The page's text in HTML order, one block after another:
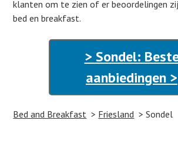
klanten om te zien of er beoordelingen
bed en breakfast.
> Sondel:
aanbiedingen >
Bed and Breakfast Friesland Sondel